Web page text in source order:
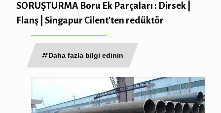
SORUŞTURMA Boru Ek Parçaları : Dirsek |
Flanş | Singapur Cilent'ten redüktör
Daha fazla bilgi edinin